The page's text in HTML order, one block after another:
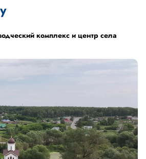
комплекс и центр села